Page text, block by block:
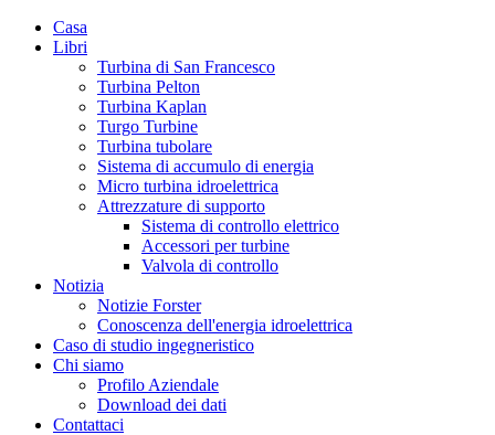
Casa
Libri
Turbina di San Francesco
Turbina Pelton
Turbina Kaplan
Turgo Turbine
Turbina tubolare
Sistema di accumulo di energia
Micro turbina idroelettrica
Attrezzature di supporto
Sistema di controllo elettrico
Accessori per turbine
Valvola di controllo
Notizia
Notizie Forster
Conoscenza dell'energia idroelettrica
Caso di studio ingegneristico
Chi siamo
Profilo Aziendale
Download dei dati
Contattaci